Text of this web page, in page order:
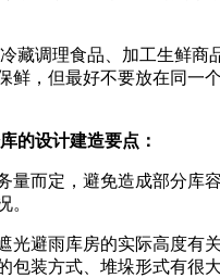
冷藏调理食品、加工生鲜商
鲜，但最好不要放在同一
的设计建造要点：
量而定，避免造成部分库
。
光避雨库房的实际高度有
包装方式、堆垛形式有很